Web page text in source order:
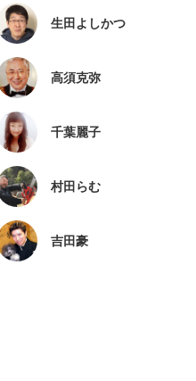
生田よしかつ
高須克弥
千葉麗子
村田らむ
吉田豪